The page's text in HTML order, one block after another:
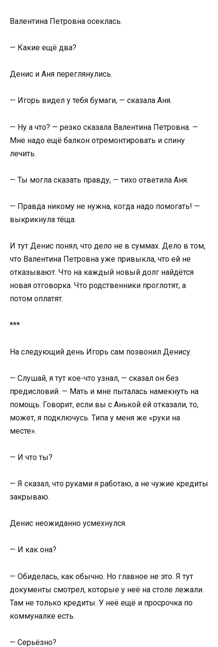
Валентина Петровна осеклась.
— Какие ещё два?
Денис и Аня переглянулись.
— Игорь видел у тебя бумаги, — сказала Аня.
— Ну а что? — резко сказала Валентина Петровна. —
Мне надо ещё балкон отремонтировать и спину
лечить.
— Ты могла сказать правду, — тихо ответила Аня.
— Правда никому не нужна, когда надо помогать! —
выкрикнула тёща.
И тут Денис понял, что дело не в суммах. Дело в том,
что Валентина Петровна уже привыкла, что ей не
отказывают. Что на каждый новый долг найдётся
новая отговорка. Что родственники проглотят, а
потом оплатят.
***
На следующий день Игорь сам позвонил Денису.
— Слушай, я тут кое-что узнал, — сказал он без
предисловий. — Мать и мне пыталась намекнуть на
помощь. Говорит, если вы с Анькой ей отказали, то,
может, я подключусь. Типа у меня же «руки на
месте».
— И что ты?
— Я сказал, что руками я работаю, а не чужие кредиты
закрываю.
Денис неожиданно усмехнулся.
— И как она?
— Обиделась, как обычно. Но главное не это. Я тут
документы смотрел, которые у неё на столе лежали.
Там не только кредиты. У неё ещё и просрочка по
коммуналке есть.
— Серьёзно?